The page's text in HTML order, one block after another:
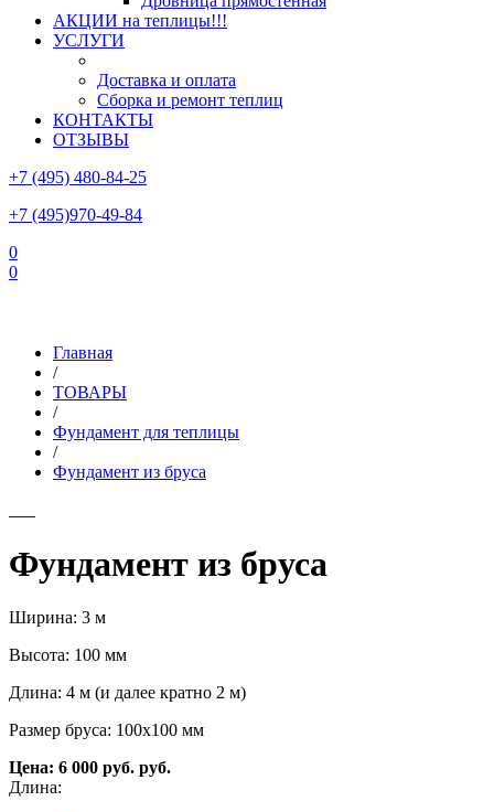
АКЦИИ на теплицы!!!
УСЛУГИ
Доставка и оплата
Сборка и ремонт теплиц
КОНТАКТЫ
ОТЗЫВЫ
+7 (495) 480-84-25
+7 (495)970-49-84
0
0
Главная
/
ТОВАРЫ
/
Фундамент для теплицы
/
Фундамент из бруса
Фундамент из бруса
Ширина: 3 м
Высота: 100 мм
Длина: 4 м (и далее кратно 2 м)
Размер бруса: 100х100 мм
Цена: 6 000 руб. руб.
Длина: